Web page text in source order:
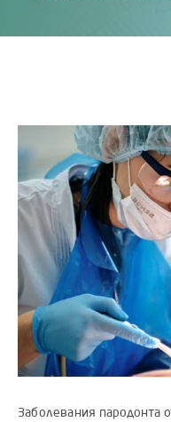
Заболевания пародонта